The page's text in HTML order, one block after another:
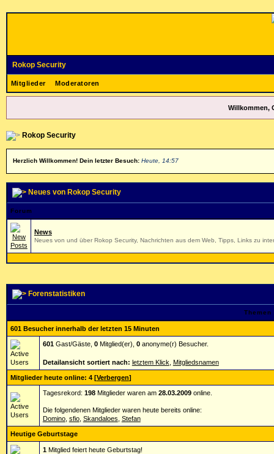
Rokop Security
Mitglieder Moderatoren
Willkommen,
Rokop Security
Herzlich Willkommen! Dein letzter Besuch: Heute, 14:57
Neues von Rokop Security
Forum
News
Neues von und über Rokop Security, Nachrichten aus dem Web, Tipps, Links zu
Forenstatistiken
Themen
601 Besucher innerhalb der letzten 15 Minuten
601Gast/Gäste, 0Mitglied(er), 0anonyme(r) Besucher.
Detailansicht sortiert nach: letztem Klick Mitgliedsnamen
Mitglieder heute online: 4 [Verbergen]
Tagesrekord: 198Mitglieder waren am 28.03.2009online.
Die folgendenen Mitglieder waren heute bereits online:
Domino, sfio, Skandaloes Stefan
Heutige Geburtstage
1Mitglied feiert heute Geburtstag!